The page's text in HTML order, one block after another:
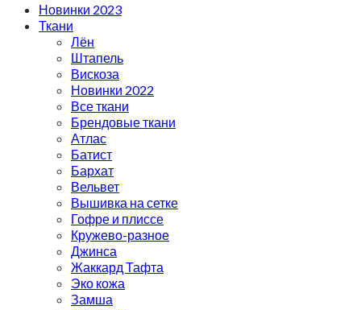
Новинки 2023
Ткани
Лён
Штапель
Вискоза
Новинки 2022
Все ткани
Брендовые ткани
Атлас
Батист
Бархат
Вельвет
Вышивка на сетке
Гофре и плиссе
Кружево-разное
Джинса
Жаккард Тафта
Эко кожа
Замша